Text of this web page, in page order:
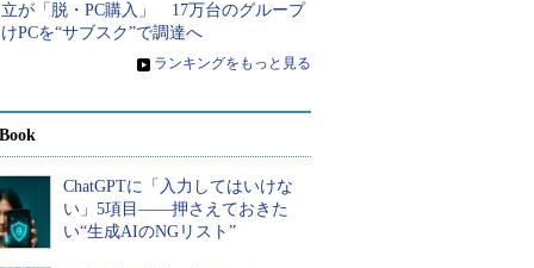
が「脱・PC購入」 17万台のグループ
PCを“サブスク”で調達へ
» ランキングをもっと見る
ChatGPTに「入力してはいけな
い」5項目――押さえておきた
い“生成AIのNGリスト”